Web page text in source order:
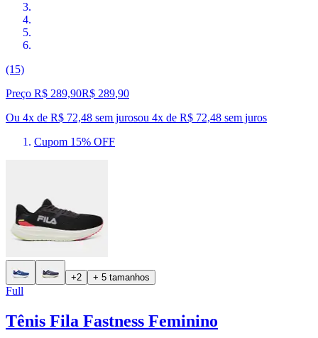
(15)
Preço R$ 289,90R$ 289,90
Ou 4x de R$ 72,48 sem jurosou 4x de R$ 72,48 sem juros
Cupom 15% OFF
+2 + 5 tamanhos
Full
Tênis Fila Fastness Feminino